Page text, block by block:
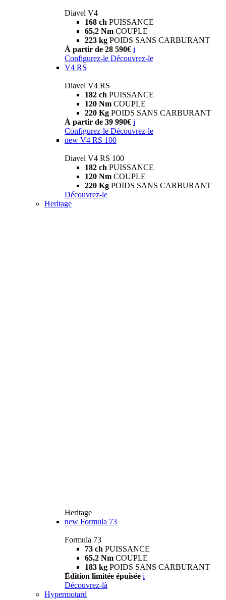
Diavel V4
168 ch PUISSANCE
65,2 Nm COUPLE
223 kg POIDS SANS CARBURANT
À partir de 28 590€ i
Configurez-le Découvrez-le
V4 RS
Diavel V4 RS
182 ch PUISSANCE
120 Nm COUPLE
220 Kg POIDS SANS CARBURANT
À partir de 39 990€ i
Configurez-le Découvrez-le
new V4 RS 100
Diavel V4 RS 100
182 ch PUISSANCE
120 Nm COUPLE
220 Kg POIDS SANS CARBURANT
Découvrez-le
Heritage
Heritage
new Formula 73
Formula 73
73 ch PUISSANCE
65,2 Nm COUPLE
183 kg POIDS SANS CARBURANT
Édition limitée épuisée i
Découvrez-là
Hypermotard